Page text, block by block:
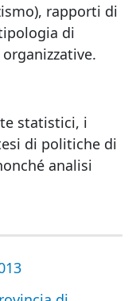
rapporti di
di
statistici, i
di politiche di
analisi